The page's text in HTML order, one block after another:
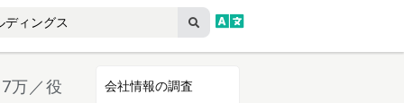
万／役
会社情報の調査